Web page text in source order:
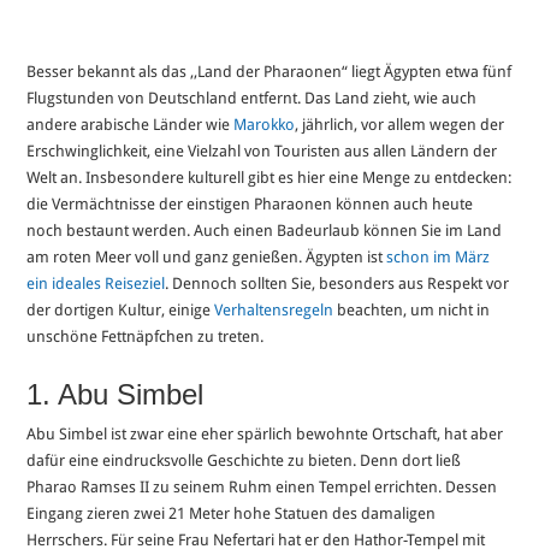
Besser bekannt als das ,,Land der Pharaonen“ liegt Ägypten etwa fünf
Flugstunden von Deutschland entfernt. Das Land zieht, wie auch
andere arabische Länder wie Marokko, jährlich, vor allem wegen der
Erschwinglichkeit, eine Vielzahl von Touristen aus allen Ländern der
Welt an. Insbesondere kulturell gibt es hier eine Menge zu entdecken:
die Vermächtnisse der einstigen Pharaonen können auch heute
noch bestaunt werden. Auch einen Badeurlaub können Sie im Land
am roten Meer voll und ganz genießen. Ägypten istschon im März
ein ideales Reiseziel. Dennoch sollten Sie, besonders aus Respekt vor
der dortigen Kultur, einigeVerhaltensregeln beachten, um nicht in
unschöne Fettnäpfchen zu treten.
1. Abu Simbel
Abu Simbel ist zwar eine eher spärlich bewohnte Ortschaft, hat aber
dafür eine eindrucksvolle Geschichte zu bieten. Denn dort ließ
Pharao Ramses II zu seinem Ruhm einen Tempel errichten. Dessen
Eingang zieren zwei 21 Meter hohe Statuen des damaligen
Herrschers. Für seine Frau Nefertari hat er den Hathor-Tempel mit